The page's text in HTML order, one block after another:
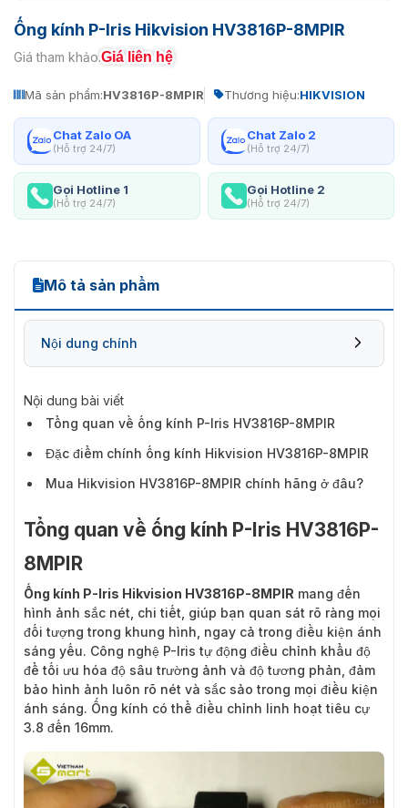
Ống kính P-Iris Hikvision HV3816P-8MPIR
Giá tham khảo:Giá liên hệ
Mã sản phẩm:HV3816P-8MPIR Thương hiệu:HIKVISION
Chat Zalo OA
(Hỗ trợ 24/7)
Chat Zalo 2
(Hỗ trợ 24/7)
Gọi Hotline 1
(Hỗ trợ 24/7)
Gọi Hotline 2
(Hỗ trợ 24/7)
Mô tả sản phẩm
Nội dung chính
Nội dung bài viết
Tổng quan về ống kính P-Iris HV3816P-8MPIR
Đặc điểm chính ống kính Hikvision HV3816P-8MPIR
Mua Hikvision HV3816P-8MPIR chính hãng ở đâu?
Tổng quan về ống kính P-Iris HV3816P-
8MPIR
Ống kính P-Iris Hikvision HV3816P-8MPIR mang đến
hình ảnh sắc nét, chi tiết, giúp bạn quan sát rõ ràng mọi
đối tượng trong khung hình, ngay cả trong điều kiện ánh
sáng yếu. Công nghệ P-Iris tự động điều chỉnh khẩu độ
để tối ưu hóa độ sâu trường ảnh và độ tương phản, đảm
bảo hình ảnh luôn rõ nét và sắc sảo trong mọi điều kiện
ánh sáng. Ống kính có thể điều chỉnh linh hoạt tiêu cự
3.8 đến 16mm.